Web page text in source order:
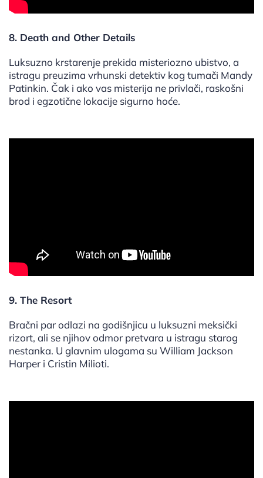
8. Death and Other Details
Luksuzno krstarenje prekida misteriozno ubistvo, a
istragu preuzima vrhunski detektiv kog tumači Mandy
Patinkin. Čak i ako vas misterija ne privlači, raskošni
brod i egzotične lokacije sigurno hoće.
9. The Resort
Bračni par odlazi na godišnjicu u luksuzni meksički
rizort, ali se njihov odmor pretvara u istragu starog
nestanka. U glavnim ulogama su William Jackson
Harper i Cristin Milioti.